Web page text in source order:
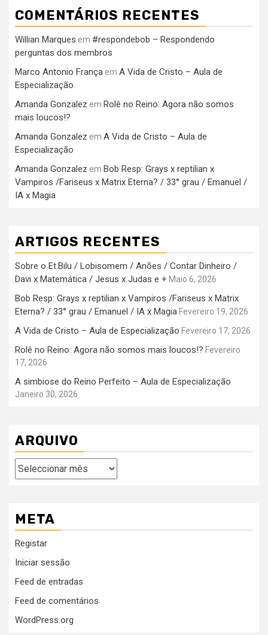
COMENTÁRIOS RECENTES
Willian Marques em #respondebob – Respondendo
perguntas dos membros
Marco Antonio França em A Vida de Cristo – Aula de
Especialização
Amanda Gonzalez em Rolê no Reino: Agora não somos
mais loucos!?
Amanda Gonzalez em A Vida de Cristo – Aula de
Especialização
Amanda Gonzalez em Bob Resp: Grays x reptilian x
Vampiros /Fariseus x Matrix Eterna? / 33° grau / Emanuel /
IA x Magia
ARTIGOS RECENTES
Sobre o Et.Bilu / Lobisomem / Anões / Contar Dinheiro /
Davi x Matemática / Jesus x Judas e + Maio 6, 2026
Bob Resp: Grays x reptilian x Vampiros /Fariseus x Matrix
Eterna? / 33° grau / Emanuel / IA x Magia Fevereiro 19, 2026
A Vida de Cristo – Aula de Especialização Fevereiro 17, 2026
Rolê no Reino: Agora não somos mais loucos!? Fevereiro
17, 2026
A simbiose do Reino Perfeito – Aula de Especialização
Janeiro 30, 2026
ARQUIVO
Arquivo
META
Registar
Iniciar sessão
Feed de entradas
Feed de comentários
WordPress.org